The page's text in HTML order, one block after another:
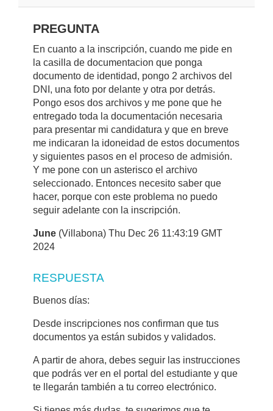
PREGUNTA
En cuanto a la inscripción, cuando me pide en
la casilla de documentacion que ponga
documento de identidad, pongo 2 archivos del
DNI, una foto por delante y otra por detrás.
Pongo esos dos archivos y me pone que he
entregado toda la documentación necesaria
para presentar mi candidatura y que en breve
me indicaran la idoneidad de estos documentos
y siguientes pasos en el proceso de admisión.
Y me pone con un asterisco el archivo
seleccionado. Entonces necesito saber que
hacer, porque con este problema no puedo
seguir adelante con la inscripción.
June (Villabona) Thu Dec 26 11:43:19 GMT
2024
RESPUESTA
Buenos días:
Desde inscripciones nos confirman que tus
documentos ya están subidos y validados.
A partir de ahora, debes seguir las instrucciones
que podrás ver en el portal del estudiante y que
te llegarán también a tu correo electrónico.